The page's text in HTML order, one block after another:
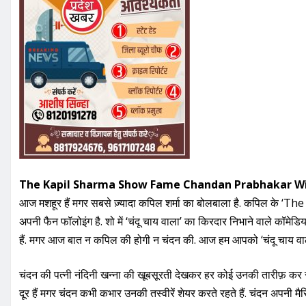
The Kapil Sharma Show Fame Chandan Prabhakar
आज मशहूर हैं मगर सबसे ज़्यादा कपिल शर्मा का बोलबाला है. कपिल के
अपनी फैन फॉलोइंग है. शो में ‘चंदू चाय वाला’ का किरदार निभाने वाले
हैं. मगर आज बात न कपिल की होगी न चंदन की. आज हम आपको ‘चंदू चाय
चंदन की पत्नी नंदिनी खन्ना की खूबसूरती देखकर हर कोई उनकी तारीफ़ कर
दूर हैं मगर चंदन कभी कभार उनकी तस्वीरें शेयर करते रहते हैं. चंदन अपनी